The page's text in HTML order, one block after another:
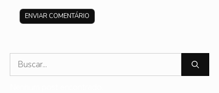
Site
Pesquisar